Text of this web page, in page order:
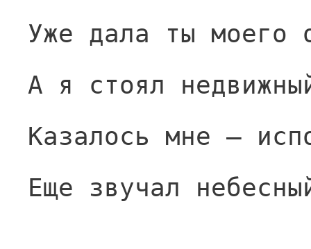
Уже дала ты моего
А я стоял
Казалось мне —
Еще звучал